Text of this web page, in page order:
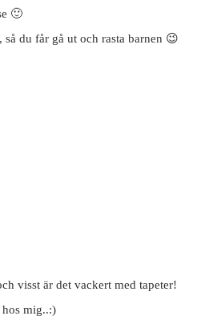
🙂
du får gå ut och rasta barnen 😉
visst är det vackert med tapeter!
mig..:)